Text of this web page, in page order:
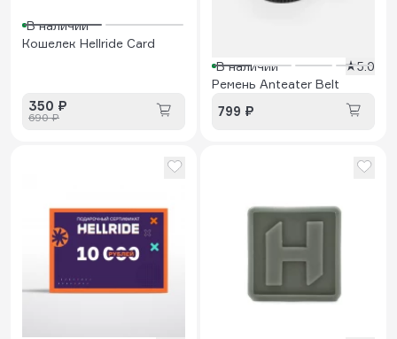
В наличии
Кошелек Hellride Card
350 ₽
690 ₽
В наличии
5.0
Ремень Anteater Belt
799 ₽